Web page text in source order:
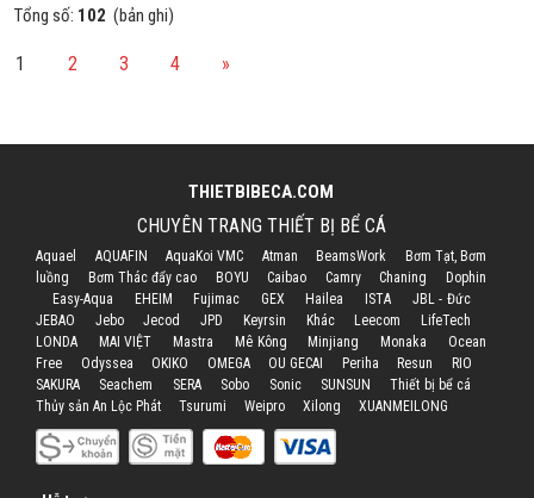
Tổng số: 102 (bản ghi)
1 2 3 4 »
THIETBIBECA.COM
CHUYÊN TRANG THIẾT BỊ BỂ CÁ
Aquael AQUAFIN AquaKoi VMC Atman BeamsWork
Bơm Tạt, Bơm
luồng
Bơm Thác đẩy cao BOYU Caibao Camry Chaning
Dophin
Easy-Aqua
EHEIM Fujimac GEX Hailea ISTA
JBL - Đức
JEBAO
Jebo Jecod JPD Keyrsin Khác Leecom
LifeTech
LONDA
MAI VIỆT Mastra Mê Kông Minjiang Monaka
Ocean
Free
Odyssea OKIKO OMEGA OU GECAI Periha Resun
RIO
SAKURA
Seachem SERA Sobo Sonic SUNSUN
Thiết bị bể cá
Thủy sản An Lộc Phát
Tsurumi Weipro Xilong XUANMEILONG